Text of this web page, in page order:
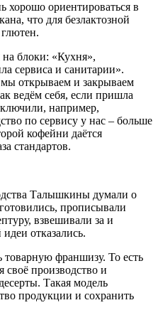
ориентироваться в
что для безлактозной
на блоки: «Кухня»,
сервиса и санитарии».
открываем и закрываем
ведём себя, если пришла
например,
по сервису у нас – больше
кофейни даётся
стандартов.
Талышкины думали о
прописывали
взвешивали за и
отказались.
товарную франшизу. То есть
своё производство и
Такая модель
продукции и сохранить